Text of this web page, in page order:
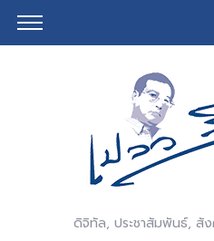
ดิจิทัล, ประชาสัมพันธ์, สั